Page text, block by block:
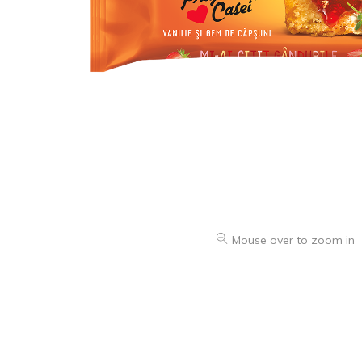
Mouse over to zoom in